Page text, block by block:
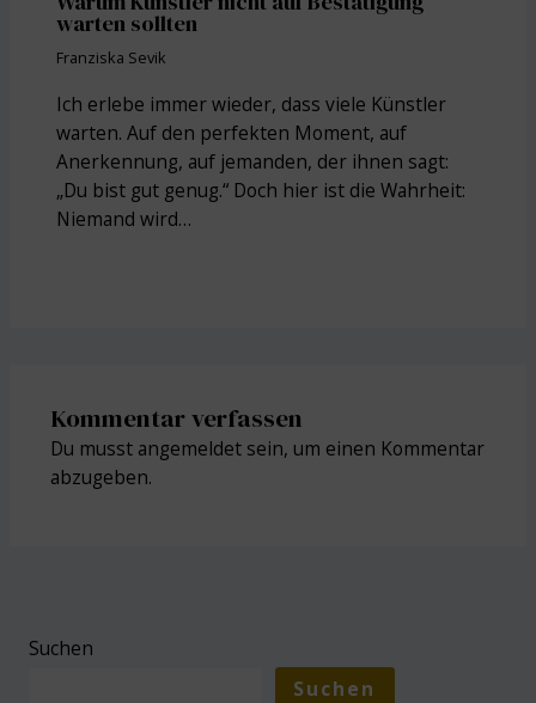
warten sollten
Franziska Sevik
Ich erlebe immer wieder, dass viele Künstler
warten. Auf den perfekten Moment, auf
Anerkennung, auf jemanden, der ihnen sagt:
„Du bist gut genug.“ Doch hier ist die Wahrheit:
Niemand wird…
Kommentar verfassen
Du musst angemeldetsein, um einen Kommentar
abzugeben.
Suchen
Suchen